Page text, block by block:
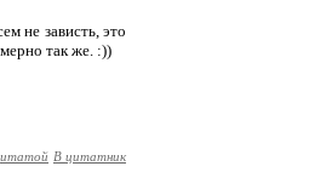
не зависть, это
так же. :))
В цитатник